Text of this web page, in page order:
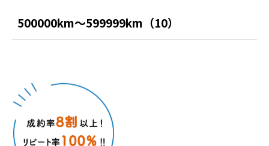
500000km〜599999km（10）